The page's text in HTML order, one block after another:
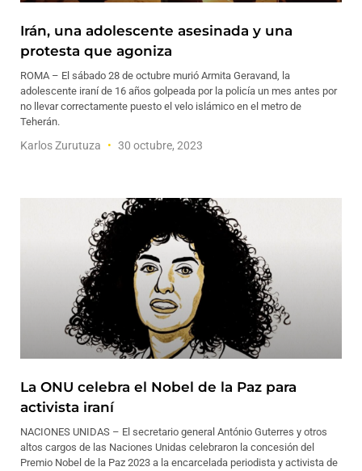
Irán, una adolescente asesinada y una
protesta que agoniza
ROMA – El sábado 28 de octubre murió Armita Geravand, la
adolescente iraní de 16 años golpeada por la policía un mes antes por
no llevar correctamente puesto el velo islámico en el metro de
Teherán.
Karlos Zurutuza 30 octubre, 2023
La ONU celebra el Nobel de la Paz para
activista iraní
NACIONES UNIDAS – El secretario general António Guterres y otros
altos cargos de las Naciones Unidas celebraron la concesión del
Premio Nobel de la Paz 2023 a la encarcelada periodista y activista de